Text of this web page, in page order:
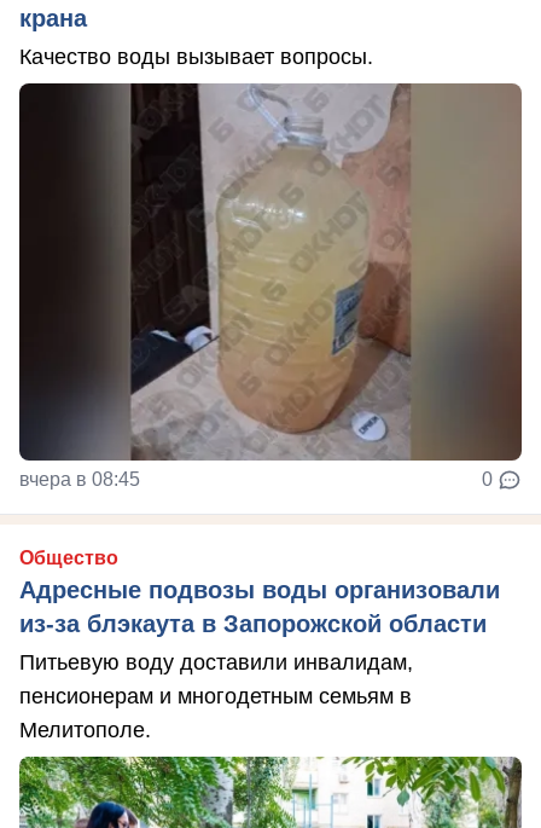
крана
Качество воды вызывает вопросы.
вчера в 08:45 0
Общество
Адресные подвозы воды организовали
из-за блэкаута в Запорожской области
Питьевую воду доставили инвалидам,
пенсионерам и многодетным семьям в
Мелитополе.